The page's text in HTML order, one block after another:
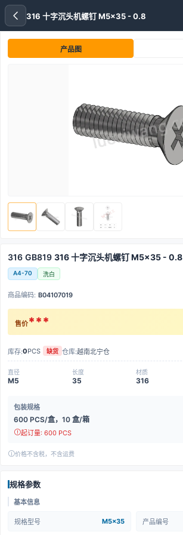
316 十字沉头机螺钉 M5x35 - 0.8
产品图
316 GB819 316 十字沉头机螺钉 M5x35 - 0.8
A4-70 洗白
商品编码: B04107019
售价***
库存:0PCS 缺货 仓库:越南北宁仓
直径
M5
长度
35
材质
316
包装规格
600 PCS/盒，10 盒/箱
起订量: 600 PCS
价格不含税，不含运费
规格参数
基本信息
规格型号 M5x35 产品编号